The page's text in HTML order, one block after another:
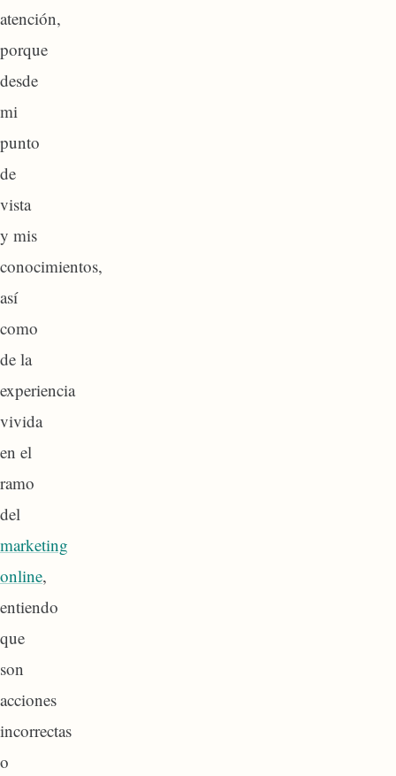
atención,
porque
desde
mi
punto
de
vista
y mis
conocimientos,
así
como
de la
experiencia
vivida
en el
ramo
del
marketing
online,
entiendo
que
son
acciones
incorrectas
o